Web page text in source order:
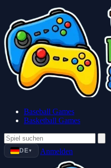
Baseball Games
Basketball Games
DE ▼ Anmelden